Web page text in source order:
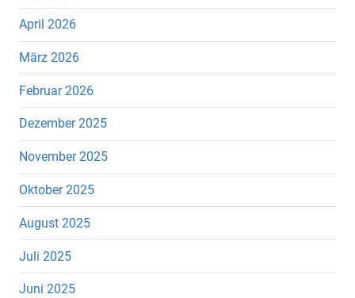
April 2026
März 2026
Februar 2026
Dezember 2025
November 2025
Oktober 2025
August 2025
Juli 2025
Juni 2025